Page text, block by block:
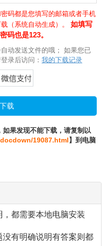
码都是您填写的邮箱或者手机
（系统自动生成）。 如填写
码也是123。
动发送文件的哦； 如果您已
录后访问： 我的下载记录
果发现不能下载，请复制以
19087.html】到电脑
都需要本地电脑安装
有明确说明有答案则都